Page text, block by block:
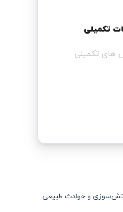
تکمیلی
های تکمیلی
و حوادث طبیعی